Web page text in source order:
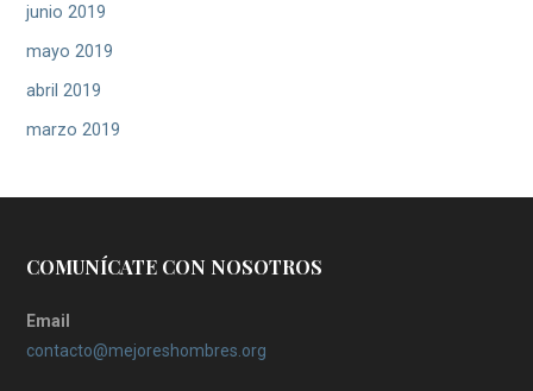
junio 2019
mayo 2019
abril 2019
marzo 2019
COMUNÍCATE CON NOSOTROS
Email
contacto@mejoreshombres.org